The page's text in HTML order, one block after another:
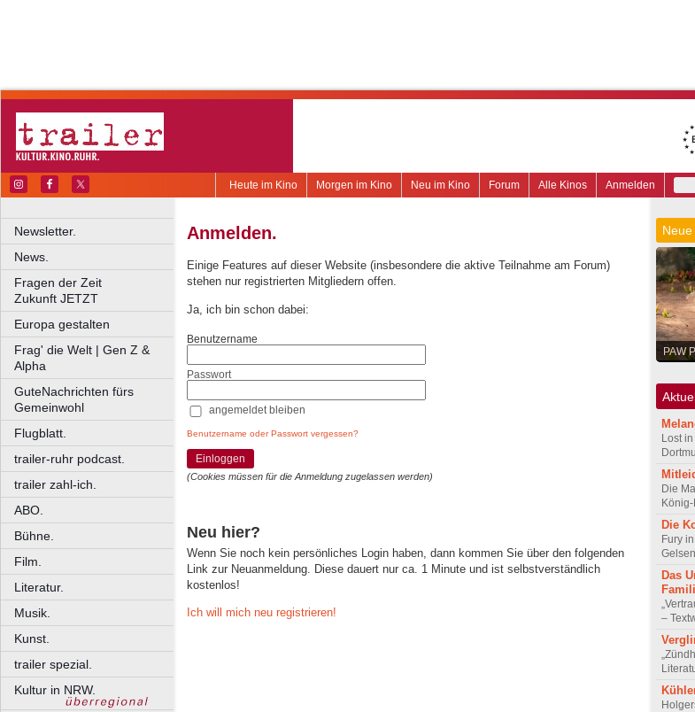
Anmelden
Alle Kinos
Forum
Neu im Kino
Morgen im Kino
Heute im Kino
Newsletter.
News.
Fragen der Zeit
Zukunft JETZT
Europa gestalten
Frag' die Welt | Gen Z &
Alpha
GuteNachrichten fürs
Gemeinwohl
Flugblatt.
trailer-ruhr podcast.
trailer zahl-ich.
ABO.
Bühne.
Film.
Literatur.
Musik.
Kunst.
trailer spezial.
Kultur in NRW.
Anmelden.
Einige Features auf dieser Website (insbesondere die aktive Teilnahme am Forum)
stehen nur registrierten Mitgliedern offen.
Ja, ich bin schon dabei:
Benutzername
Passwort
angemeldet bleiben
Benutzername oder Passwort vergessen?
Einloggen
(Cookies müssen für die Anmeldung zugelassen werden)
Neu hier?
Wenn Sie noch kein persönliches Login haben, dann kommen Sie über den folgenden
Link zur Neuanmeldung. Diese dauert nur ca. 1 Minute und ist selbstverständlich
kostenlos!
Ich will mich neu registrieren!
PAW
Lost
Die
Die
Fury
Das
–